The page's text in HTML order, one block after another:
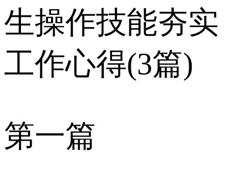
生操作技能夯实
工作心得(3篇)
第一篇